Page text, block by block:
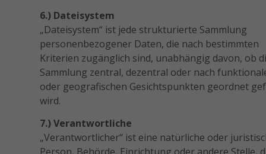
6.) Dateisystem
„Dateisystem“ ist jede strukturierte Sammlung
personenbezogener Daten, die nach bestimmten
Kriterien zugänglich sind, unabhängig davon, ob
Sammlung zentral, dezentral oder nach
oder geografischen Gesichtspunkten geordnet
wird.
7.) Verantwortliche
„Verantwortlicher“ ist eine natürliche oder